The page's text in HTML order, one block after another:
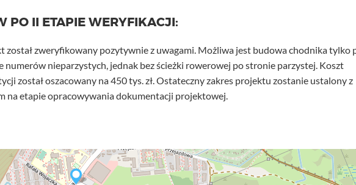
PO II ETAPIE WERYFIKACJI:
został zweryfikowany pozytywnie z uwagami. Możliwa jest budowa chodnika tylko
numerów nieparzystych, jednak bez ścieżki rowerowej po stronie parzystej. Koszt
został oszacowany na 450 tys. zł. Ostateczny zakres projektu zostanie ustalony z
na etapie opracowywania dokumentacji projektowej.